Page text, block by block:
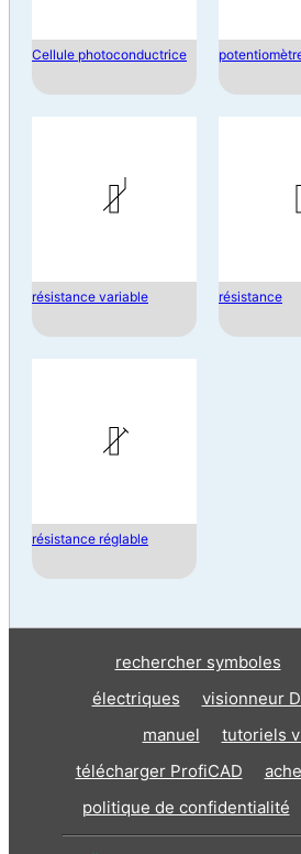
Cellule photoconductrice
résistance variable résistance
résistance réglable
rechercher symboles
électriques
visionneur
manuel
tutoriels
télécharger ProfiCAD
politique de confidentialité